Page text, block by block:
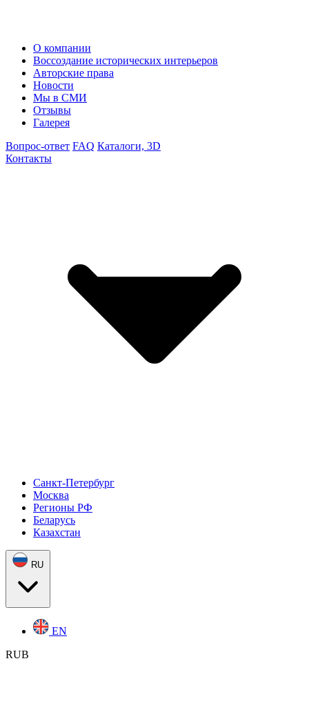
О компании
Воссоздание исторических интерьеров
Авторские права
Новости
Мы в СМИ
Отзывы
Галерея
Вопрос-ответ FAQ Каталоги, 3D
Контакты
Санкт-Петербург
Москва
Регионы РФ
Беларусь
Казахстан
RU
EN
RUB